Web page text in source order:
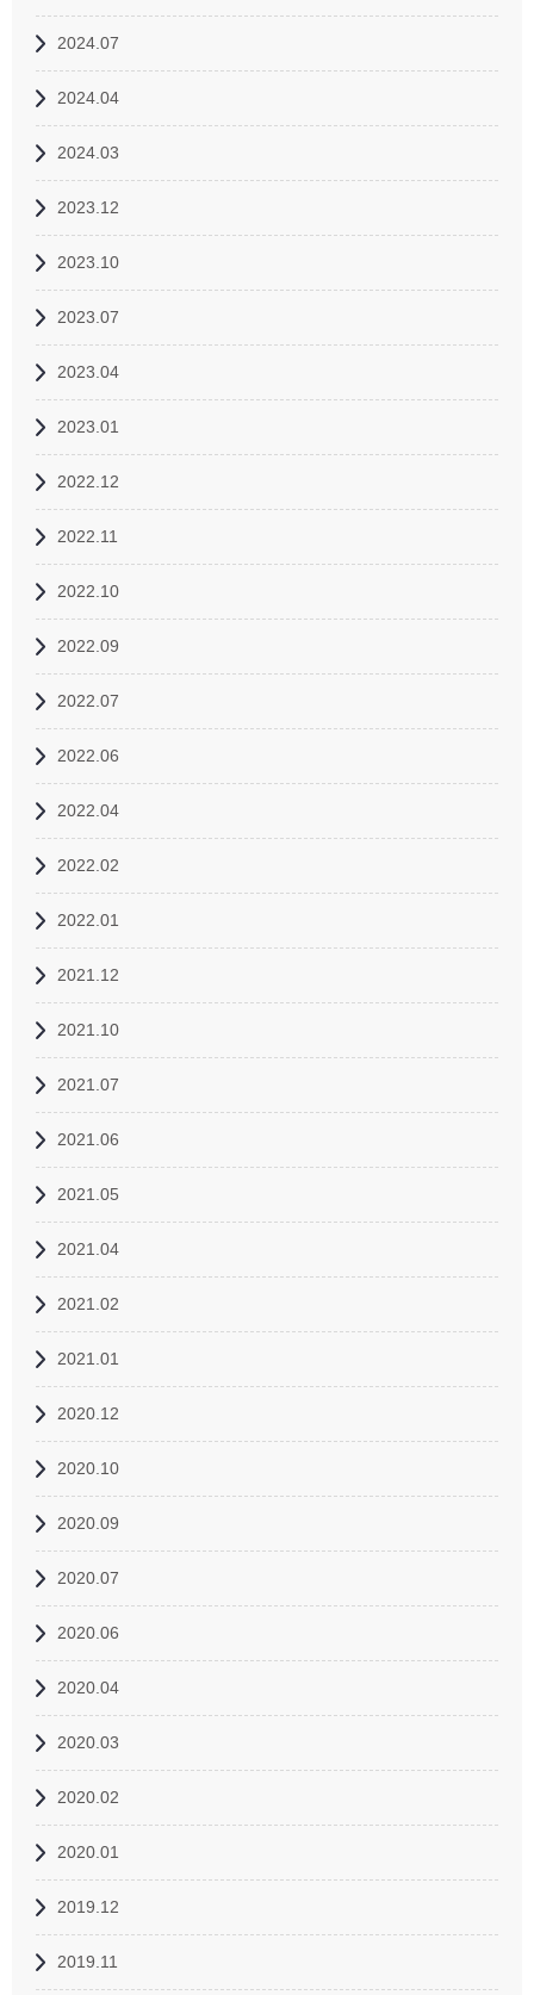
2024.07
2024.04
2024.03
2023.12
2023.10
2023.07
2023.04
2023.01
2022.12
2022.11
2022.10
2022.09
2022.07
2022.06
2022.04
2022.02
2022.01
2021.12
2021.10
2021.07
2021.06
2021.05
2021.04
2021.02
2021.01
2020.12
2020.10
2020.09
2020.07
2020.06
2020.04
2020.03
2020.02
2020.01
2019.12
2019.11